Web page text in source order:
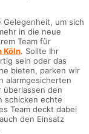
um sich
in die neue
Team für
Köln. Sollte Ihr
sein oder das
bieten, parken wir
alarmgesicherten
überlassen den
schicken echte
Team deckt dabei
den Einsatz